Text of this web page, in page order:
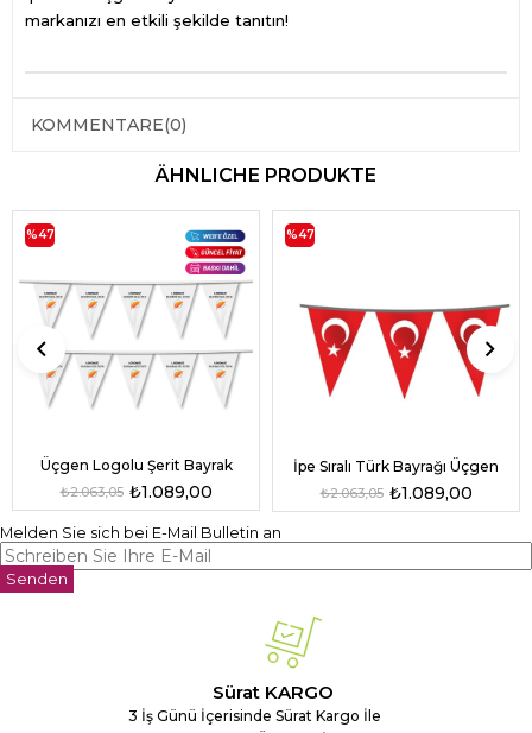
markanızı en etkili şekilde tanıtın!
KOMMENTARE(0)
ÄHNLICHE PRODUKTE
Üçgen Logolu Şerit Bayrak
₺1.089,00
₺2.063,05
%47
İpe Sıralı Türk Bayrağı Üçgen
₺1.089,00
₺2.063,05
%47
Melden Sie sich bei E-Mail Bulletin an
Senden
Sürat KARGO
3 İş Günü İçerisinde Sürat Kargo İle